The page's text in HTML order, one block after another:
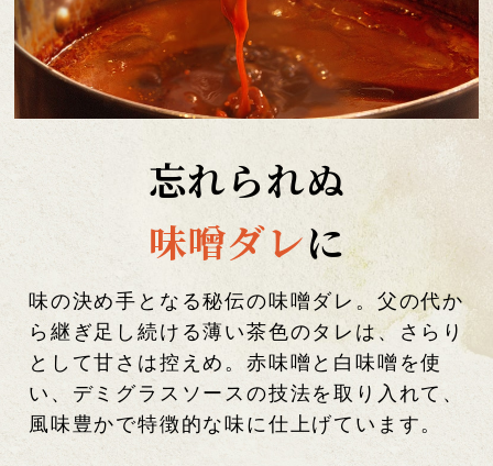
忘れられぬ
味噌ダレに
味の決め手となる秘伝の味噌ダレ。父の代か
ら継ぎ足し続ける薄い茶色のタレは、さらり
として甘さは控えめ。赤味噌と白味噌を使
い、デミグラスソースの技法を取り入れて、
風味豊かで特徴的な味に仕上げています。